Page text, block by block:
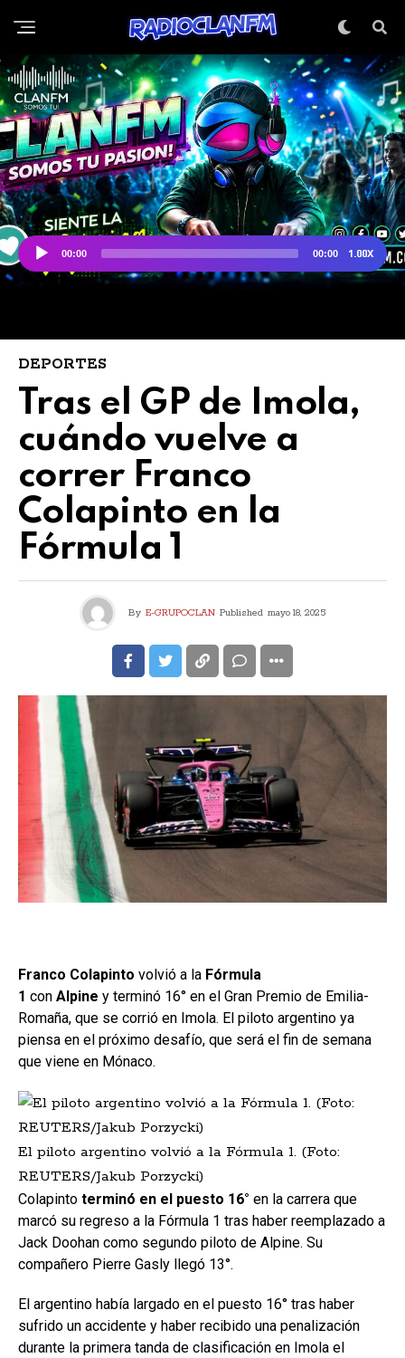
DEPORTES
Tras el GP de Imola,
cuándo vuelve a
correr Franco
Colapinto en la
Fórmula 1
By E-GRUPOCLAN Published mayo 18, 2025
Franco Colapinto volvió a la Fórmula
1 con Alpine y terminó 16° en el Gran Premio de Emilia-
Romaña, que se corrió en Imola. El piloto argentino ya
piensa en el próximo desafío, que será el fin de semana
que viene en Mónaco.
El piloto argentino volvió a la Fórmula 1. (Foto:
REUTERS/Jakub Porzycki)
Colapinto terminó en el puesto 16° en la carrera que
marcó su regreso a la Fórmula 1 tras haber reemplazado a
Jack Doohan como segundo piloto de Alpine. Su
compañero Pierre Gasly llegó 13°.
El argentino había largado en el puesto 16° tras haber
sufrido un accidente y haber recibido una penalización
durante la primera tanda de clasificación en Imola el